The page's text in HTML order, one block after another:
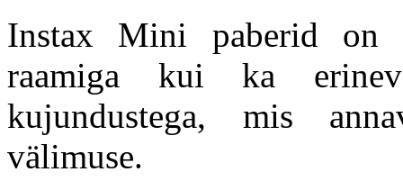
Instax Mini paberid on
raamiga kui ka
kujundustega, mis
välimuse.